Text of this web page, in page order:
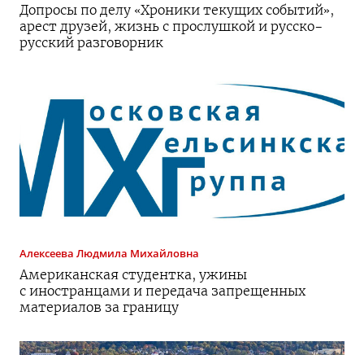
Допросы по делу «Хроники текущих событий»,
арест друзей, жизнь с прослушкой и русско-
русский разговорник
Алексеева Людмила Михайловна
Американская студентка, ужины
с иностранцами и передача запрещенных
материалов за границу